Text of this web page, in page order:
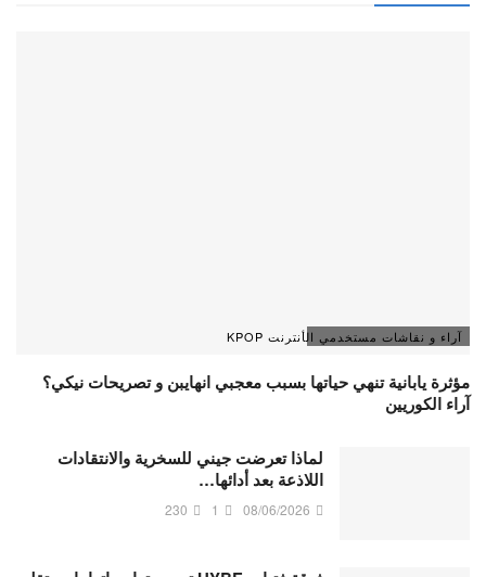
آراء و نقاشات مستخدمي الأنترنت KPOP
مؤثرة يابانية تنهي حياتها بسبب معجبي انهايبن و تصريحات نيكي؟
آراء الكوريين
لماذا تعرضت جيني للسخرية والانتقادات
اللاذعة بعد أدائها…
08/06/2026
1
230